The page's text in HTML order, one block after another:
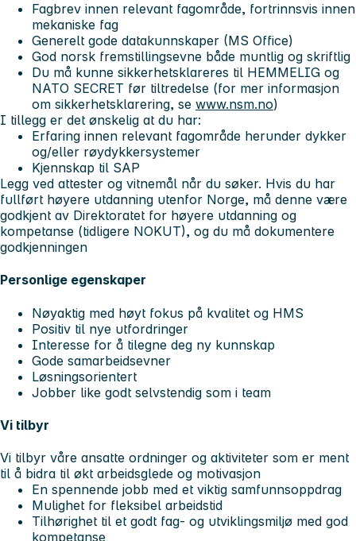
Fagbrev innen relevant fagområde, fortrinnsvis innen
mekaniske fag
Generelt gode datakunnskaper (MS Office)
God norsk fremstillingsevne både muntlig og skriftlig
Du må kunne sikkerhetsklareres til HEMMELIG og
NATO SECRET før tiltredelse (for mer informasjon
om sikkerhetsklarering, se www.nsm.no)
I tillegg er det ønskelig at du har:
Erfaring innen relevant fagområde herunder dykker
og/eller røydykkersystemer
Kjennskap til SAP
Legg ved attester og vitnemål når du søker. Hvis du har
fullført høyere utdanning utenfor Norge, må denne være
godkjent av Direktoratet for høyere utdanning og
kompetanse (tidligere NOKUT), og du må dokumentere
godkjenningen
Personlige egenskaper
Nøyaktig med høyt fokus på kvalitet og HMS
Positiv til nye utfordringer
Interesse for å tilegne deg ny kunnskap
Gode samarbeidsevner
Løsningsorientert
Jobber like godt selvstendig som i team
Vi tilbyr
Vi tilbyr våre ansatte ordninger og aktiviteter som er ment
til å bidra til økt arbeidsglede og motivasjon
En spennende jobb med et viktig samfunnsoppdrag
Mulighet for fleksibel arbeidstid
Tilhørighet til et godt fag- og utviklingsmiljø med god
kompetanse